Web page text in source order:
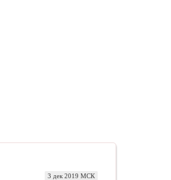
3 дек 2019 МСК